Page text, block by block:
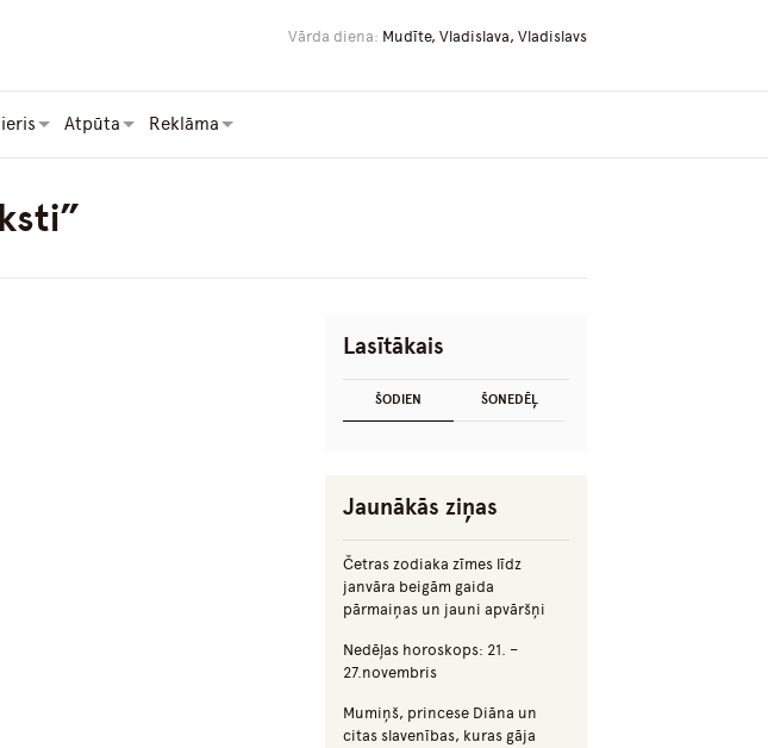
Vārda diena: Mudīte, Vladislava, Vladislavs
Atpūta Reklāma
Lasītākais
ŠODIEN ŠONEDĒĻ
Jaunākās ziņas
Četras zodiaka zīmes līdz
janvāra beigām gaida
pārmaiņas un jauni apvāršņi
Nedēļas horoskops: 21. –
27.novembris
Mumiņš, princese Diāna un
citas slavenības, kuras gāja